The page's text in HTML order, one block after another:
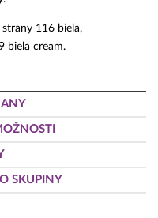
116 biela,
biela cream.
SKUPINY